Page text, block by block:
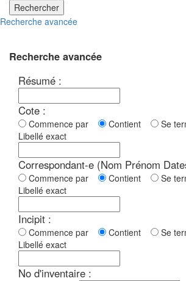
Rechercher
Recherche avancée
Recherche avancée
Résumé :
Cote :
Commence par Contient
Se
Libellé exact
Correspondant-e (Nom Prénom
Commence par Contient
Se
Libellé exact
Incipit :
Commence par Contient
Se
Libellé exact
No d'inventaire :